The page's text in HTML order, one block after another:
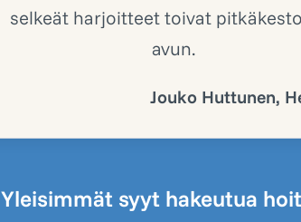
selkeät harjoitteet toivat
avun.
Jouko Huttunen,
Yleisimmät syyt hakeutua